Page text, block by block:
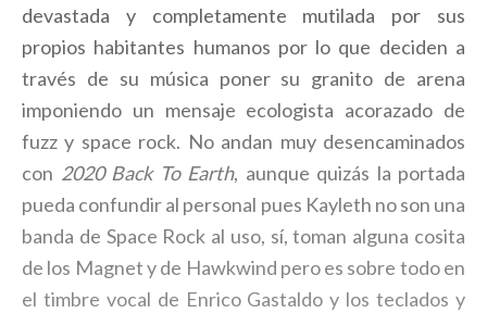
devastada y completamente mutilada por sus
propios habitantes humanos por lo que deciden a
través de su música poner su granito de arena
imponiendo un mensaje ecologista acorazado de
fuzz y space rock. No andan muy desencaminados
con 2020 Back To Earth, aunque quizás la portada
pueda confundir al personal pues Kayleth no son una
banda de Space Rock al uso, sí, toman alguna cosita
de los Magnet y de Hawkwind pero es sobre todo en
el timbre vocal de Enrico Gastaldo y los teclados y